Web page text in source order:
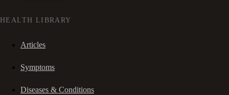
HEALTH LIBRARY
Articles
Symptoms
Diseases & Conditions